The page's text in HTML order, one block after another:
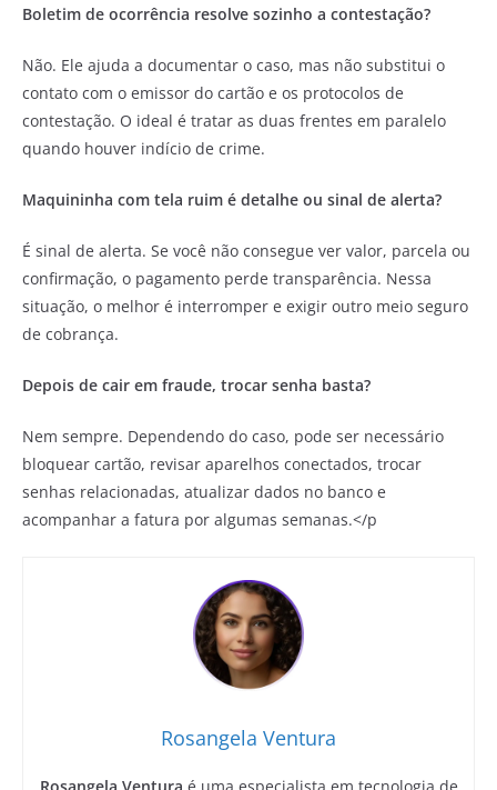
Boletim de ocorrência resolve sozinho a contestação?
Não. Ele ajuda a documentar o caso, mas não substitui o
contato com o emissor do cartão e os protocolos de
contestação. O ideal é tratar as duas frentes em paralelo
quando houver indício de crime.
Maquininha com tela ruim é detalhe ou sinal de alerta?
É sinal de alerta. Se você não consegue ver valor, parcela ou
confirmação, o pagamento perde transparência. Nessa
situação, o melhor é interromper e exigir outro meio seguro
de cobrança.
Depois de cair em fraude, trocar senha basta?
Nem sempre. Dependendo do caso, pode ser necessário
bloquear cartão, revisar aparelhos conectados, trocar
senhas relacionadas, atualizar dados no banco e
acompanhar a fatura por algumas semanas.</p
Rosangela Ventura